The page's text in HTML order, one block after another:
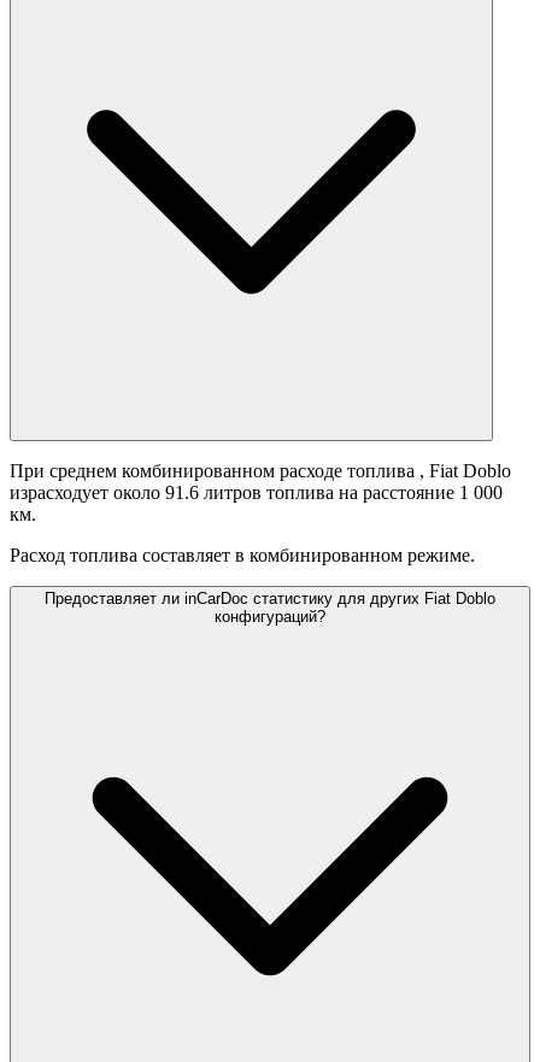
При среднем комбинированном расходе топлива , Fiat Doblo
израсходует около 91.6 литров топлива на расстояние 1 000
км.
Расход топлива составляет в комбинированном режиме.
Предоставляет ли inCarDoc статистику для других Fiat Doblo
конфигураций?